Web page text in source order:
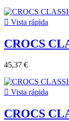
 Vista rápida
CROCS
45,37 €
 Vista rápida
CROCS